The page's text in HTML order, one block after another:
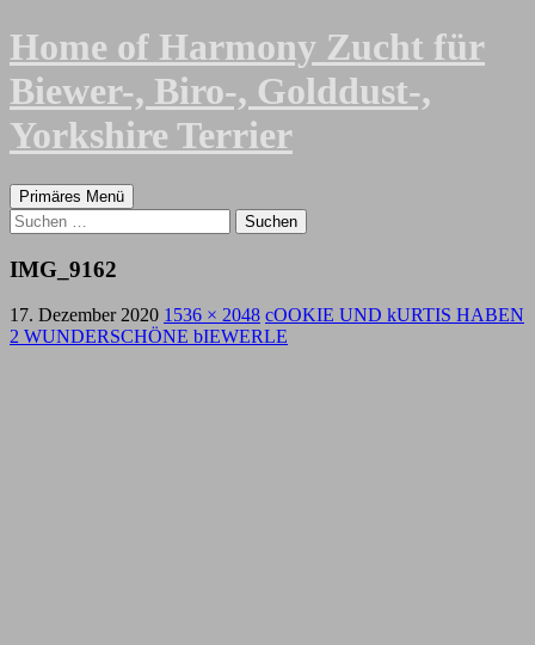
Zum
Inhalt
springen
Home of Harmony Zucht für
Biewer-, Biro-, Golddust-,
Yorkshire Terrier
Suchen
Primäres Menü
Suchen
nach:
IMG_9162
17. Dezember 2020 1536 × 2048 cOOKIE UND kURTIS HABEN
2 WUNDERSCHÖNE bIEWERLE